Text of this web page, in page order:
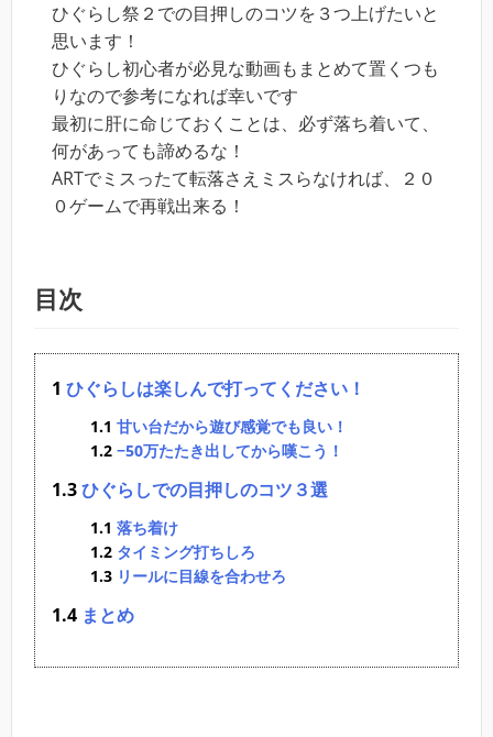
ひぐらし祭２での目押しのコツを３つ上げたいと
思います！
ひぐらし初心者が必見な動画もまとめて置くつも
りなので参考になれば幸いです
最初に肝に命じておくことは、必ず落ち着いて、
何があっても諦めるな！
ARTでミスったて転落さえミスらなければ、２０
０ゲームで再戦出来る！
目次
ひぐらしは楽しんで打ってください！
甘い台だから遊び感覚でも良い！
−50万たたき出してから嘆こう！
ひぐらしでの目押しのコツ３選
落ち着け
タイミング打ちしろ
リールに目線を合わせろ
まとめ